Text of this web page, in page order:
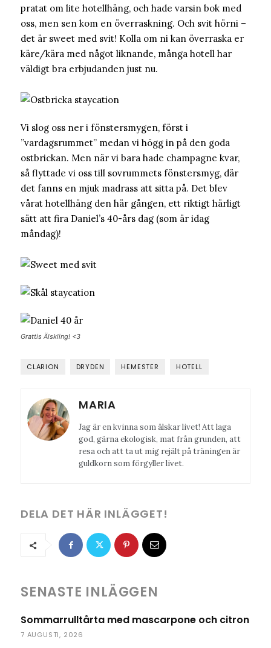
pratat om lite hotellhäng, och hade varsin bok med
oss, men sen kom en överraskning. Och svit hörni –
det är sweet med svit! Kolla om ni kan överraska er
käre/kära med något liknande, många hotell har
väldigt bra erbjudanden just nu.
Vi slog oss ner i fönstersmygen, först i
”vardagsrummet” medan vi högg in på den goda
ostbrickan. Men när vi bara hade champagne kvar,
så flyttade vi oss till sovrummets fönstersmyg, där
det fanns en mjuk madrass att sitta på. Det blev
vårat hotellhäng den här gången, ett riktigt härligt
sätt att fira Daniel’s 40-års dag (som är idag
måndag)!
Grattis Älskling! <3
CLARION DRYDEN HEMESTER HOTELL
MARIA
Jag är en kvinna som älskar livet! Att laga
god, gärna ekologisk, mat från grunden, att
resa och att ta ut mig rejält på träningen är
guldkorn som förgyller livet.
DELA DET HÄR INLÄGGET!
SENASTE INLÄGGEN
Sommarrulltårta med mascarpone och citron
7 AUGUSTI, 2026